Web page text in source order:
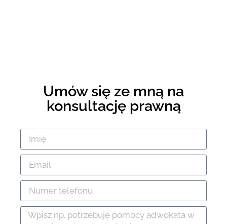
Umów się ze mną na
konsultację prawną